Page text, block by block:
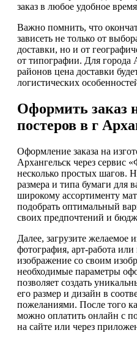
заказ в любое удобное
Важно помнить, что
зависеть не только от
доставки, но и от
от типографии. Для
районов цена доставки
логистических
Оформить заказ
постеров в г
Оформление заказа на
Архангельск через сервис
несколько простых шагов.
размера и типа бумаги для
широкому ассортименту
подобрать оптимальный
своих предпочтений и
Далее, загрузите желаемое
фотография, арт-работа
изображение со своим
необходимые параметры
позволяет создать
его размер и дизайн в
пожеланиями. После того
можно оплатить онлайн с
на сайте или через